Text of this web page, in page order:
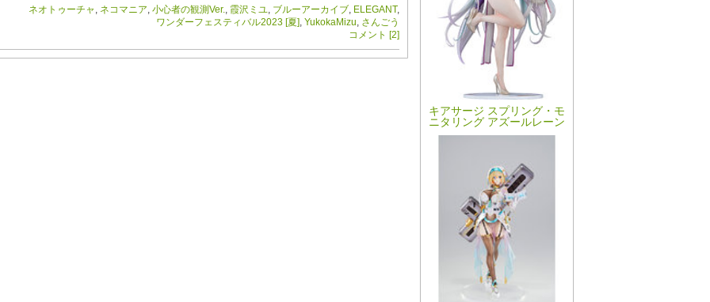
ネオトゥーチャ , ネコマニア, 小心者の観測Ver., 霞沢ミユ, ブルーアーカイブ, ELEGANT,
ワンダーフェスティバル2023 [夏], YukokaMizu, さんごう
コメント [2]
キアサージ スプリング・モ
ニタリング アズールレーン